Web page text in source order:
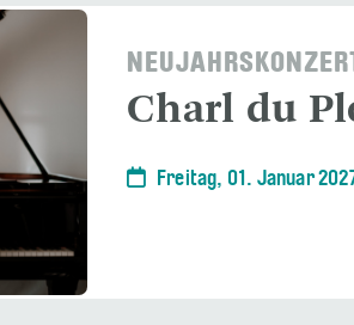
Charl du
Freitag, 01. Januar